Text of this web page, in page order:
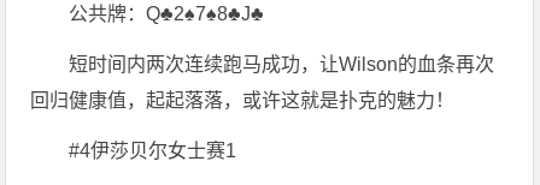
公共牌：Q♣2♠7♠8♣J♣
短时间内两次连续跑马成功，让Wilson的血条再次
回归健康值，起起落落，或许这就是扑克的魅力！
#4伊莎贝尔女士赛1